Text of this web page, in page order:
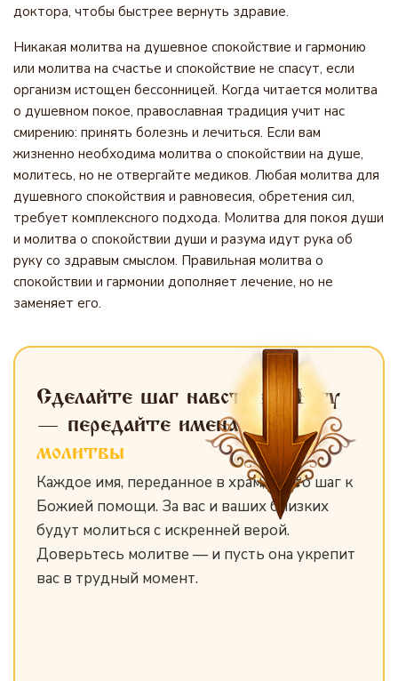
доктора, чтобы быстрее вернуть здравие.
Никакая молитва на душевное спокойствие и гармонию
или молитва на счастье и спокойствие не спасут, если
организм истощен бессонницей. Когда читается молитва
о душевном покое, православная традиция учит нас
смирению: принять болезнь и лечиться. Если вам
жизненно необходима молитва о спокойствии на душе,
молитесь, но не отвергайте медиков. Любая молитва для
душевного спокойствия и равновесия, обретения сил,
требует комплексного подхода. Молитва для покоя души
и молитва о спокойствии души и разума идут рука об
руку со здравым смыслом. Правильная молитва о
спокойствии и гармонии дополняет лечение, но не
заменяет его.
Сделайте шаг навстречу Богу
— передайте именадля
молитвы
Каждое имя, переданное в храм, — это шаг к
Божией помощи. За вас и ваших близких
будут молиться с искренней верой.
Доверьтесь молитве — и пусть она укрепит
вас в трудный момент.